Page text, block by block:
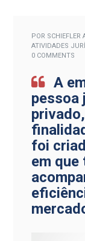
POR SCHIEFLER
ATIVIDADES
0 COMMENTS
A
pessoa
foi
em que